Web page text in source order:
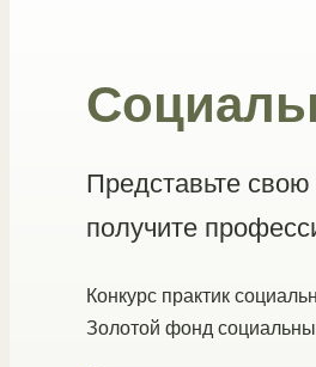
Представьте
получите
Конкурс практик
Золотой фонд